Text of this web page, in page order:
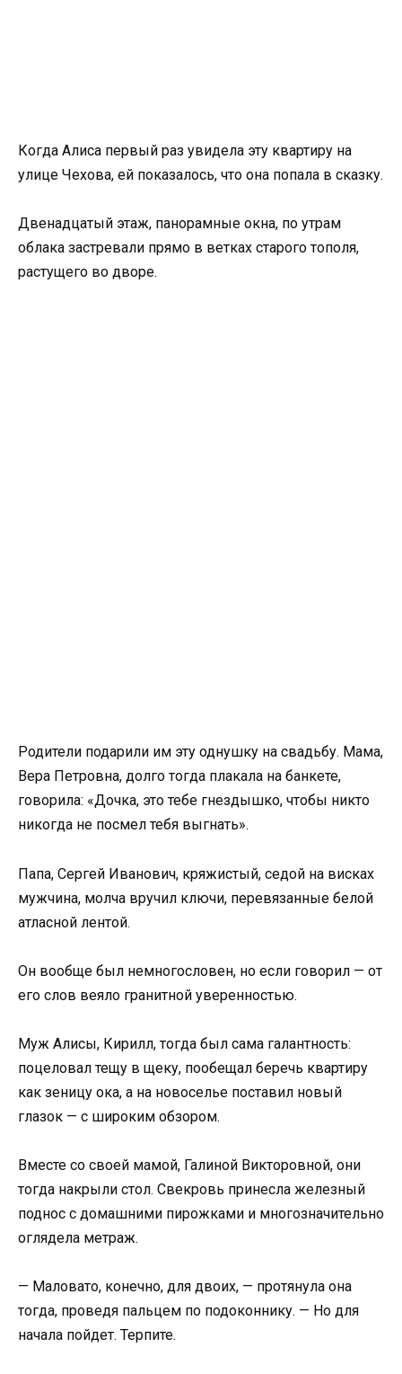
Когда Алиса первый раз увидела эту квартиру на
улице Чехова, ей показалось, что она попала в сказку.
Двенадцатый этаж, панорамные окна, по утрам
облака застревали прямо в ветках старого тополя,
растущего во дворе.
Родители подарили им эту однушку на свадьбу. Мама,
Вера Петровна, долго тогда плакала на банкете,
говорила: «Дочка, это тебе гнездышко, чтобы никто
никогда не посмел тебя выгнать».
Папа, Сергей Иванович, кряжистый, седой на висках
мужчина, молча вручил ключи, перевязанные белой
атласной лентой.
Он вообще был немногословен, но если говорил — от
его слов веяло гранитной уверенностью.
Муж Алисы, Кирилл, тогда был сама галантность:
поцеловал тещу в щеку, пообещал беречь квартиру
как зеницу ока, а на новоселье поставил новый
глазок — с широким обзором.
Вместе со своей мамой, Галиной Викторовной, они
тогда накрыли стол. Свекровь принесла железный
поднос с домашними пирожками и многозначительно
оглядела метраж.
— Маловато, конечно, для двоих, — протянула она
тогда, проведя пальцем по подоконнику. — Но для
начала пойдет. Терпите.